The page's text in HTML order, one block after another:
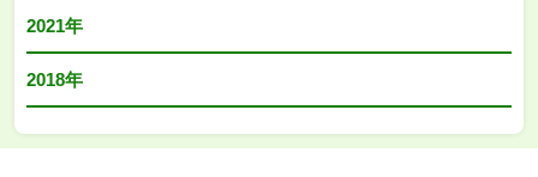
2021年
2018年